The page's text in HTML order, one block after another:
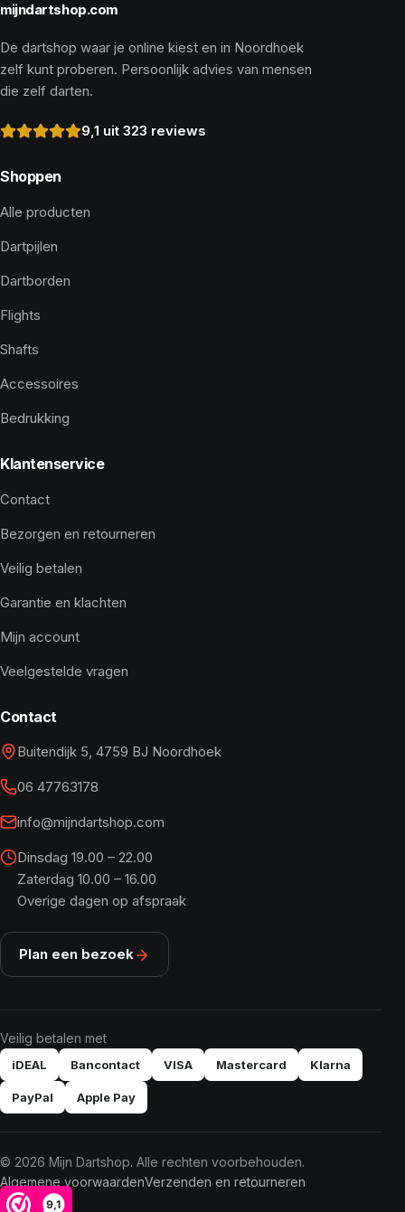
9,1
mijndartshop.com
De dartshop waar je online kiest en in Noordhoek
zelf kunt proberen. Persoonlijk advies van mensen
die zelf darten.
9,1 uit 323 reviews
Shoppen
Alle producten
Dartpijlen
Dartborden
Flights
Shafts
Accessoires
Bedrukking
Klantenservice
Contact
Bezorgen en retourneren
Veilig betalen
Garantie en klachten
Mijn account
Veelgestelde vragen
Contact
Buitendijk 5, 4759 BJ Noordhoek
06 47763178
info@mijndartshop.com
Dinsdag 19.00 – 22.00
Zaterdag 10.00 – 16.00
Overige dagen op afspraak
Plan een bezoek
Veilig betalen met
iDEAL Bancontact VISA Mastercard Klarna
PayPal Apple Pay
© 2026 Mijn Dartshop. Alle rechten voorbehouden.
Algemene voorwaardenVerzenden en retourneren